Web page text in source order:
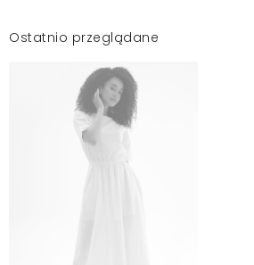
Ostatnio przeglądane